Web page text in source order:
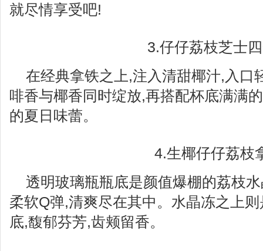
就尽情享受吧!
3.仔仔荔枝芝士
在经典拿铁之上,注入清甜椰汁,入口
啡香与椰香同时绽放,再搭配杯底满满
的夏日味蕾。
4.生椰仔仔荔枝
透明玻璃瓶瓶底是颜值爆棚的荔枝
柔软Q弹,清爽尽在其中。水晶冻之上
底,馥郁芬芳,齿颊留香。